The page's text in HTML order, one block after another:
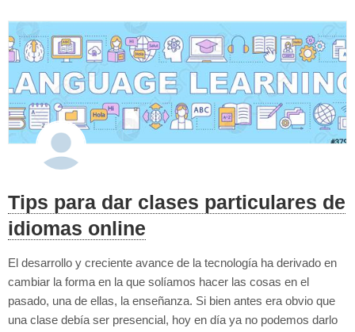
Tips para dar clases particulares de
idiomas online
El desarrollo y creciente avance de la tecnología ha derivado en
cambiar la forma en la que solíamos hacer las cosas en el
pasado, una de ellas, la enseñanza. Si bien antes era obvio que
una clase debía ser presencial, hoy en día ya no podemos darlo